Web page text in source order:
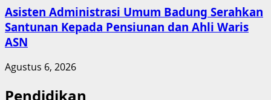
Asisten Administrasi Umum Badung Serahkan
Santunan Kepada Pensiunan dan Ahli Waris
ASN
Agustus 6, 2026
Pendidikan